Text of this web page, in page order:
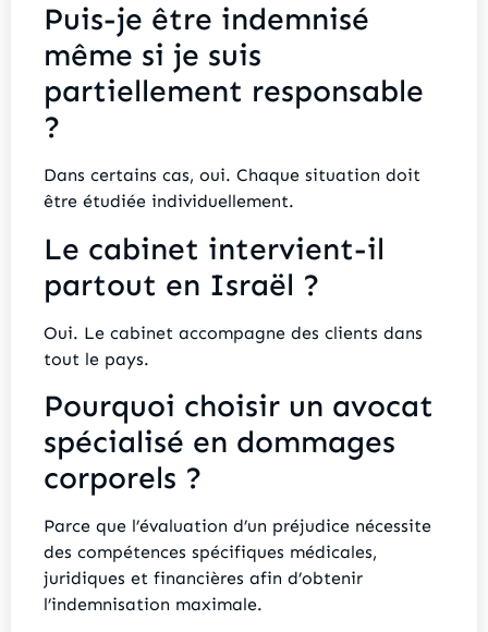
Puis-je être indemnisé
même si je suis
partiellement responsable
?
Dans certains cas, oui. Chaque situation doit
être étudiée individuellement.
Le cabinet intervient-il
partout en Israël ?
Oui. Le cabinet accompagne des clients dans
tout le pays.
Pourquoi choisir un avocat
spécialisé en dommages
corporels ?
Parce que l’évaluation d’un préjudice nécessite
des compétences spécifiques médicales,
juridiques et financières afin d’obtenir
l’indemnisation maximale.